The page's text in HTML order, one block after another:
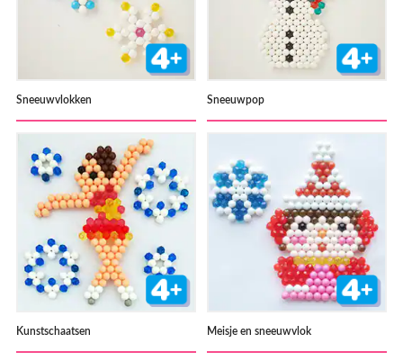
Sneeuwvlokken Sneeuwpop
Kunstschaatsen Meisje en sneeuwvlok